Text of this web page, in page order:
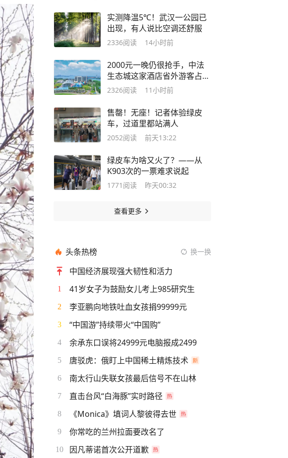
实测降温5℃！武汉一公园已
出现，有人说比空调还舒服
2336阅读 14小时前
2000元一晚仍很抢手，中法
生态城这家酒店省外游客占四
成
2326阅读 11小时前
售罄！无座！记者体验绿皮
车，过道里都站满人
2052阅读 前天13:22
绿皮车为啥又火了？——从
K903次的一票难求说起
1771 阅读 昨天00:32
查看更多
头条热榜 换一换
中国经济展现强大韧性和活力
1 41岁女子为鼓励女儿考上985研究生
2 李亚鹏向地铁吐血女孩捐99999元
3 “中国游”持续带火“中国购”
4 余承东口误将24999元电脑报成2499
5 唐驳虎：俄盯上中国稀土精炼技术
6 南太行山失联女孩最后信号不在山林
7 直击台风“白海豚”实时路径
8 《Monica》填词人黎彼得去世
9 你常吃的兰州拉面要改名了
10 因凡蒂诺首次公开道歉